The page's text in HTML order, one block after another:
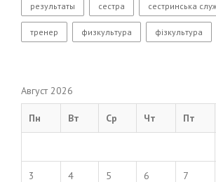
результаты сестра сестринська
тренер физкультура фізкультура
Август 2026
Пн Вт Ср Чт Пт
3 4 5 6 7